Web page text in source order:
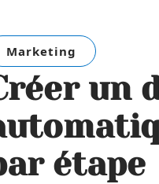
Marketing
un
étape